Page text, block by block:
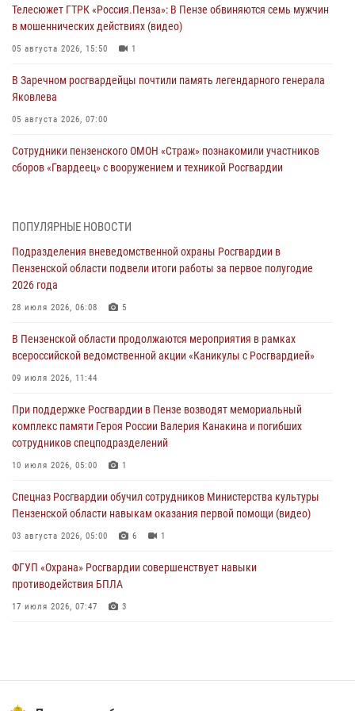
Телесюжет ГТРК «Россия.Пенза»: В Пензе обвиняются семь мужчин
в мошеннических действиях (видео)
05 августа 2026, 15:50 1
В Заречном росгвардейцы почтили память легендарного генерала
Яковлева
05 августа 2026, 07:00
Сотрудники пензенского ОМОН «Страж» познакомили участников
сборов «Гвардеец» с вооружением и техникой Росгвардии
В Пензе сотрудники Росгвардии оказали помощь
05 августа 2026, 04:00
В Пензе при силовой поддержке Росгвардии пресечена
деятельность ОПГ, маскировавшейся под реабилитационный центр
4
В Управлении Росгвардии по Пензенской области подвели итоги
04 августа 2026, 06:08
Росгвардия обеспечила безопасность праздничных мероприятий в
День ВДВ в Пензе
ПОПУЛЯРНЫЕ НОВОСТИ
Подразделения вневедомственной охраны Росгвардии в
Пензенской области подвели итоги работы за первое полугодие
2026 года
28 июля 2026, 06:08 5
В Пензенской области продолжаются мероприятия в рамках
всероссийской ведомственной акции «Каникулы с Росгвардией»
09 июля 2026, 11:44
При поддержке Росгвардии в Пензе возводят мемориальный
комплекс памяти Героя России Валерия Канакина и погибших
сотрудников спецподразделений
10 июля 2026, 05:00 1
Спецназ Росгвардии обучил сотрудников Министерства культуры
Пензенской области навыкам оказания первой помощи (видео)
03 августа 2026, 05:00 6 1
ФГУП «Охрана» Росгвардии совершенствует навыки
противодействия БПЛА
17 июля 2026, 07:47 3
Пензенский спецназ Росгвардии готовит студентов к окружному